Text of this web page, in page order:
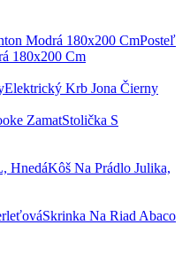
Posteľ
180x200 Cm
Elektrický Krb Jona Čierny
Stolička S
Kôš Na Prádlo Julika,
Skrinka Na Riad Abaco